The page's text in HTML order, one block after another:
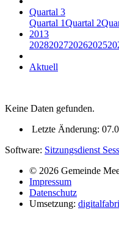
Quartal 3
Quartal 1Quartal 2
2013
2028202720262025
Aktuell
Keine Daten gefunden.
Letzte Änderung:
Software: Sitzungsdienst
© 2026 Gemeinde
Impressum
Datenschutz
Umsetzung: